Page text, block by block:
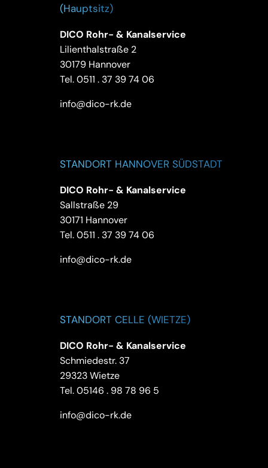
(Hauptsitz)
DICO Rohr- & Kanalservice
Lilienthalstraße 2
30179 Hannover
Tel.0511 . 37 39 74 06
info@dico-rk.de
STANDORT HANNOVER SÜDSTADT
DICO Rohr- & Kanalservice
Sallstraße 29
30171 Hannover
Tel.0511 . 37 39 74 06
info@dico-rk.de
STANDORT CELLE (WIETZE)
DICO Rohr- & Kanalservice
Schmiedestr. 37
29323 Wietze
Tel.05146 . 98 78 96 5
info@dico-rk.de